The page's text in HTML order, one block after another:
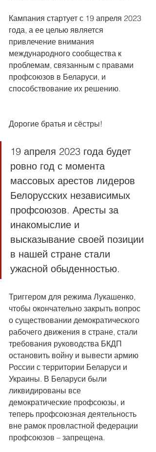
Кампания стартует с 19 апреля 2023
года, а ее целью является
привлечение внимания
международного сообщества к
проблемам, связанным с правами
профсоюзов в Беларуси, и
способствование их решению.
Дорогие братья и сёстры!
19 апреля 2023 года будет
ровно год с момента
массовых арестов лидеров
Белорусских независимых
профсоюзов. Аресты за
инакомыслие и
высказывание своей позиции
в нашей стране стали
ужасной обыденностью.
Триггером для режима Лукашенко,
чтобы окончательно закрыть вопрос
о существовании демократического
рабочего движения в стране, стали
требования руководства БКДП
остановить войну и вывести армию
России с территории Беларуси и
Украины. В Беларуси были
ликвидированы все
демократические профсоюзы, и
теперь профсоюзная деятельность
вне рамок провластной федерации
профсоюзов – запрещена.